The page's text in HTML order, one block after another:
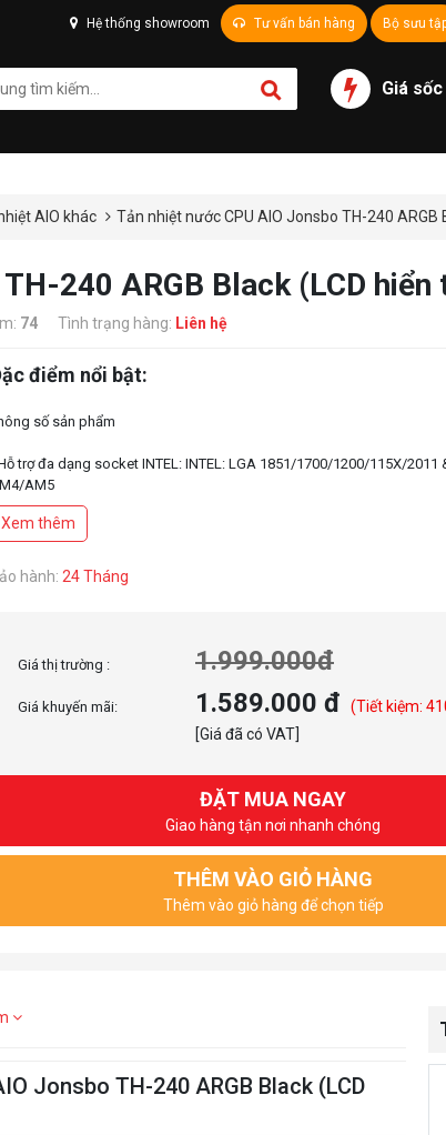
Hệ thống showroom Tư vấn bán hàng Bộ sưu
Giá sốc
AIO khác Tản nhiệt nước CPU AIO Jonsbo TH-240 ARGB
240 ARGB Black (LCD
74 Tình trạng hàng: Liên hệ
điểm nổi bật:
số sản phẩm
trợ đa dạng socket INTEL: INTEL: LGA 1851/1700/1200/115X/2011
AM5
lượng gió: 21.46-62.40CFM(mỗi quạt)
Loại vòng bi quạt: Vòng bi thủy lực
ồn quạt: <30dB(A) (Tối đa)
Xem thêm
hành: 24 Tháng
Giá thị trường : 1.999.000đ
Giá khuyến mãi: 1.589.000 đ
(Tiết kiệm:
[Giá đã có VAT]
ĐẶT MUA NGAY
Giao hàng tận nơi nhanh chóng
THÊM VÀO GIỎ HÀNG
Thêm vào giỏ hàng để chọn tiếp
Jonsbo TH-240 ARGB Black (LCD